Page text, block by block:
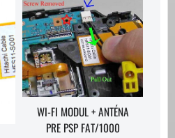
WI-FI MODUL + ANTÉNA
PRE PSP FAT/1000